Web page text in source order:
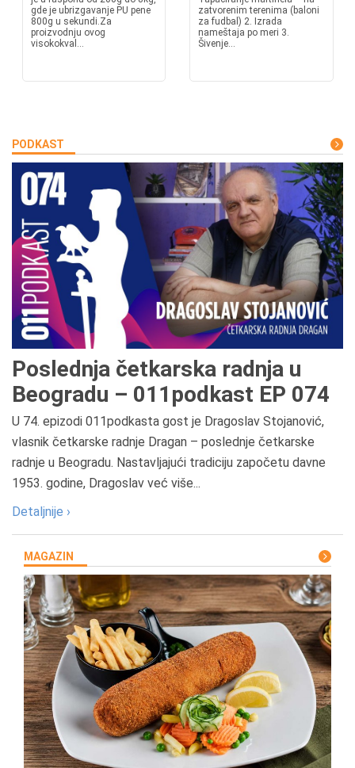
gde je ubrizgavanje PU pene
800g u sekundi.Za
proizvodnju ovog
visokokval...
zatvorenim terenima (baloni
za fudbal) 2. Izrada
nameštaja po meri 3.
Šivenje...
PODKAST
Poslednja četkarska radnja u
Beogradu – 011podkast EP 074
U 74. epizodi 011podkasta gost je Dragoslav Stojanović,
vlasnik četkarske radnje Dragan – poslednje četkarske
radnje u Beogradu. Nastavljajući tradiciju započetu davne
1953. godine, Dragoslav već više...
Detaljnije ›
MAGAZIN